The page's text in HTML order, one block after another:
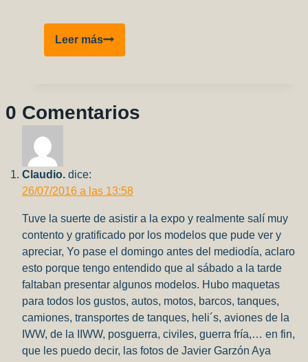
Leer másBf
109
Parte
3
0 Comentarios
Claudio. dice:
26/07/2016 a las 13:58
Tuve la suerte de asistir a la expo y realmente salí muy
contento y gratificado por los modelos que pude ver y
apreciar, Yo pase el domingo antes del mediodía, aclaro
esto porque tengo entendido que al sábado a la tarde
faltaban presentar algunos modelos. Hubo maquetas
para todos los gustos, autos, motos, barcos, tanques,
camiones, transportes de tanques, heli´s, aviones de la
IWW, de la IIWW, posguerra, civiles, guerra fría,… en fin,
que les puedo decir, las fotos de Javier Garzón Aya